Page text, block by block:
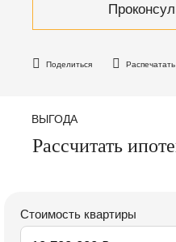
Поделиться Распечатать
ВЫГОДА
Рассчитать
Стоимость квартиры